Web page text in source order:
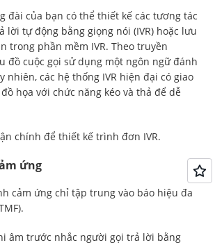
đài của bạn có thể thiết kế các tương tác
lời tự động bằng giọng nói (IVR) hoặc lưu
trong phần mềm IVR. Theo truyền
đồ cuộc gọi sử dụng một ngôn ngữ đánh
nhiên, các hệ thống IVR hiện đại có giao
họa với chức năng kéo và thả để dễ
chính để thiết kế trình đơn IVR.
ứng
cảm ứng chỉ tập trung vào báo hiệu đa
âm trước nhắc người gọi trả lời bằng